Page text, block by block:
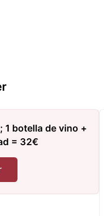
1 botella de vino +
= 32€